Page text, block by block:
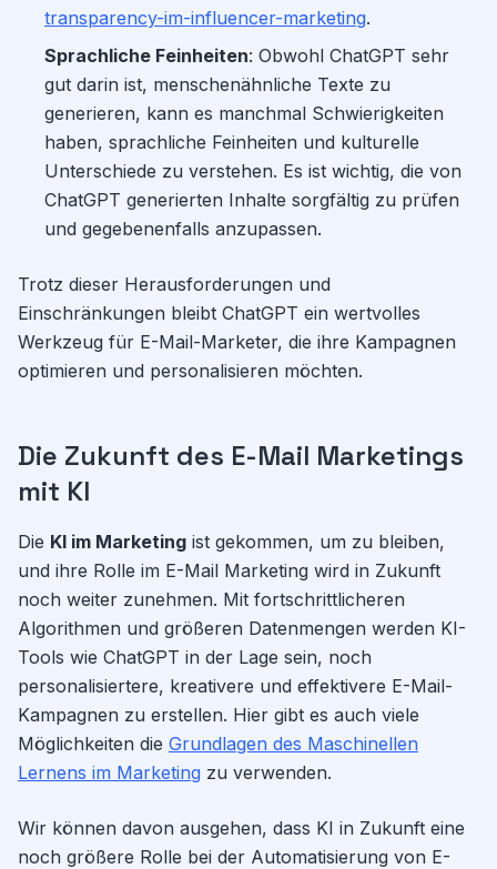
transparency-im-influencer-marketing.
Sprachliche Feinheiten: Obwohl ChatGPT sehr
gut darin ist, menschenähnliche Texte zu
generieren, kann es manchmal Schwierigkeiten
haben, sprachliche Feinheiten und kulturelle
Unterschiede zu verstehen. Es ist wichtig, die von
ChatGPT generierten Inhalte sorgfältig zu prüfen
und gegebenenfalls anzupassen.
Trotz dieser Herausforderungen und
Einschränkungen bleibt ChatGPT ein wertvolles
Werkzeug für E-Mail-Marketer, die ihre Kampagnen
optimieren und personalisieren möchten.
Die Zukunft des E-Mail Marketings
mit KI
Die KI im Marketing ist gekommen, um zu bleiben,
und ihre Rolle im E-Mail Marketing wird in Zukunft
noch weiter zunehmen. Mit fortschrittlicheren
Algorithmen und größeren Datenmengen werden KI-
Tools wie ChatGPT in der Lage sein, noch
personalisiertere, kreativere und effektivere E-Mail-
Kampagnen zu erstellen. Hier gibt es auch viele
Möglichkeiten die Grundlagen des Maschinellen
Lernens im Marketing zu verwenden.
Wir können davon ausgehen, dass KI in Zukunft eine
noch größere Rolle bei der Automatisierung von E-